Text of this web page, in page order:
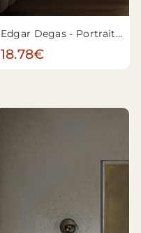
Edgar Degas - Portrait de femme en gris
18.78€